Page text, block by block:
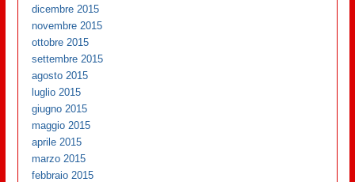
dicembre 2015
novembre 2015
ottobre 2015
settembre 2015
agosto 2015
luglio 2015
giugno 2015
maggio 2015
aprile 2015
marzo 2015
febbraio 2015